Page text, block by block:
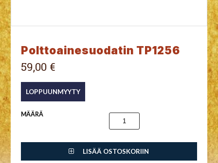
Polttoainesuodatin TP1256
59,00 €
MÄÄRÄ
LISÄÄ OSTOSKORIIN